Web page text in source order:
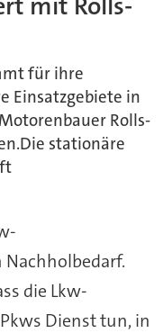
für ihre
Einsatzgebiete in
Rolls-
stationäre
die Lkw-
Dienst tun, in